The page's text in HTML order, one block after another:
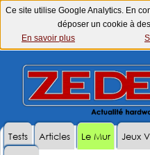
Ce site utilise Google Analytics. En
déposer un cookie à
En savoir plus
Tests Articles Le Mur Jeux